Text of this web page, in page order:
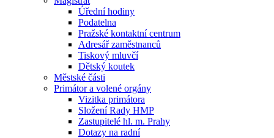
Úřední hodiny
Podatelna
Pražské kontaktní centrum
Adresář zaměstnanců
Tiskový mluvčí
Dětský koutek
Městské části
Primátor a volené orgány
Vizitka primátora
Složení Rady HMP
Zastupitelé hl. m. Prahy
Dotazy na radní